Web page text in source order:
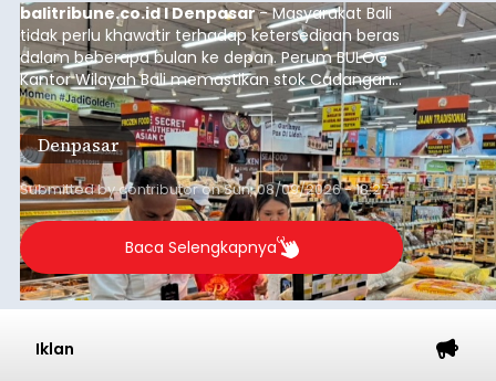
balitribune.co.id I Denpasar- Masyarakat Bali
tidak perlu khawatir terhadap ketersediaan beras
dalam beberapa bulan ke depan. Perum BULOG
Kantor Wilayah Bali memastikan stok Cadangan
Beras Pemerintah (CBP) masih dalam kondisi
aman, bahkan diproyeksikan mampu memenuhi
kebutuhan masyarakat hingga sekitar 10 bulan.
Denpasar
Submitted bycontributoronSun, 08/09/2026 - 18:27
Baca Selengkapnya
Iklan